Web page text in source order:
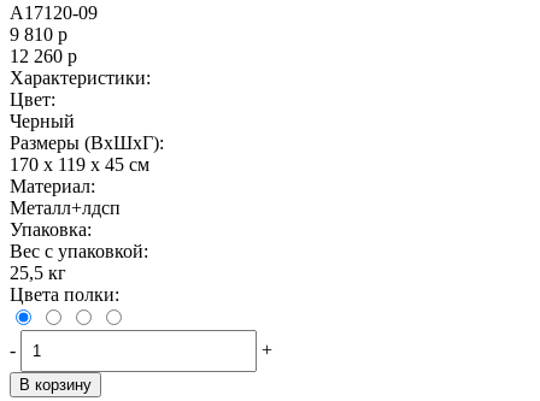
A17120-09
9 810 р
12 260 р
Характеристики:
Цвет:
Черный
Размеры (ВxШxГ):
170 x 119 x 45 см
Материал:
Металл+лдсп
Упаковка:
Вес с упаковкой:
25,5 кг
Цвета полки:
- +
В корзину